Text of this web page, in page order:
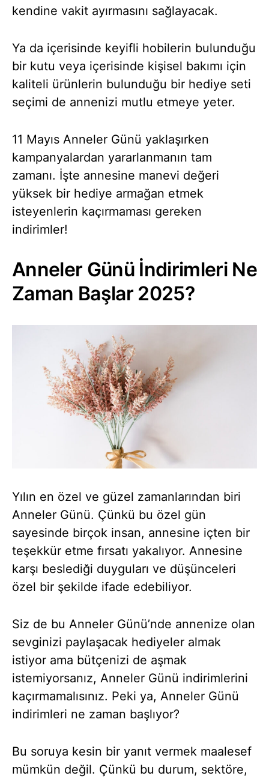
kendine vakit ayırmasını sağlayacak.
Ya da içerisinde keyifli hobilerin bulunduğu
bir kutu veya içerisinde kişisel bakımı için
kaliteli ürünlerin bulunduğu bir hediye seti
seçimi de annenizi mutlu etmeye yeter.
11 Mayıs Anneler Günü yaklaşırken
kampanyalardan yararlanmanın tam
zamanı. İşte annesine manevi değeri
yüksek bir hediye armağan etmek
isteyenlerin kaçırmaması gereken
indirimler!
Anneler Günü İndirimleri Ne
Zaman Başlar 2025?
Yılın en özel ve güzel zamanlarından biri
Anneler Günü. Çünkü bu özel gün
sayesinde birçok insan, annesine içten bir
teşekkür etme fırsatı yakalıyor. Annesine
karşı beslediği duyguları ve düşünceleri
özel bir şekilde ifade edebiliyor.
Siz de bu Anneler Günü’nde annenize olan
sevginizi paylaşacak hediyeler almak
istiyor ama bütçenizi de aşmak
istemiyorsanız, Anneler Günü indirimlerini
kaçırmamalısınız. Peki ya, Anneler Günü
indirimleri ne zaman başlıyor?
Bu soruya kesin bir yanıt vermek maalesef
mümkün değil. Çünkü bu durum, sektöre,